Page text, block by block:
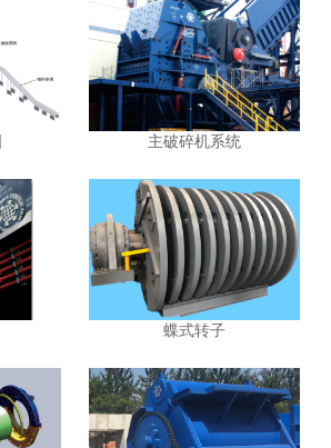
主破碎机系统
蝶式转子